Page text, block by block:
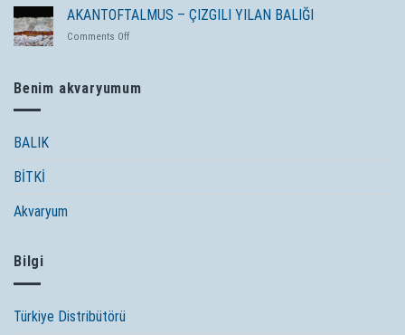
–
UZUN
BURUNLU
AKANTOFTALMUS – ÇIZGILI YILAN BALIĞI
Comments Offon
YILAN
Benim akvaryumum
BALIK
BİTKİ
Akvaryum
Bilgi
Türkiye Distribütörü